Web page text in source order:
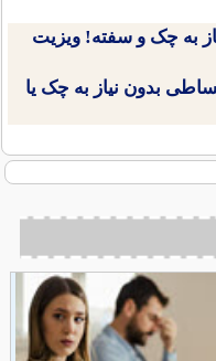
به چک و سفته! ویزیت
بدون نیاز به چک یا